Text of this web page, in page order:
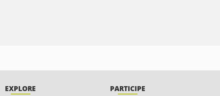
EXPLORE PARTICIPE